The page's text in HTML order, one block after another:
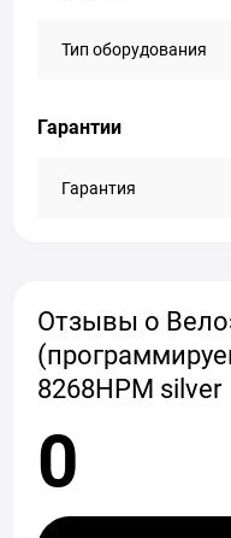
Тип оборудования
Гарантии
Гарантия
Отзывы о
8268HPM silver
0